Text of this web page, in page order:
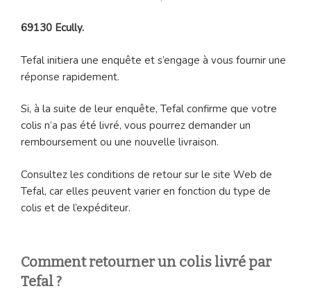
69130 Ecully.
Tefal initiera une enquête et s’engage à vous fournir une
réponse rapidement.
Si, à la suite de leur enquête, Tefal confirme que votre
colis n’a pas été livré, vous pourrez demander un
remboursement ou une nouvelle livraison.
Consultez les conditions de retour sur le site Web de
Tefal, car elles peuvent varier en fonction du type de
colis et de l’expéditeur.
Comment retourner un colis livré par
Tefal ?